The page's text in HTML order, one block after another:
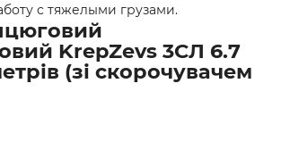
с тяжелыми грузами.
KrepZevs 3СЛ 6.7
(зі скорочувачем